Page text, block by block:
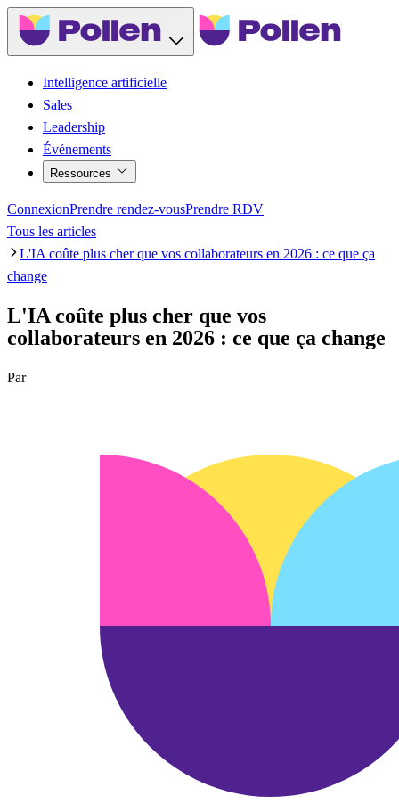
Intelligence artificielle
Sales
Leadership
Événements
Ressources
ConnexionPrendre rendez-vousPrendre RDV
Tous les articles
L'IA coûte plus cher que vos collaborateurs en 2026 : ce que ça
change
L'IA coûte plus cher que vos
collaborateurs en 2026 : ce que ça change
Par